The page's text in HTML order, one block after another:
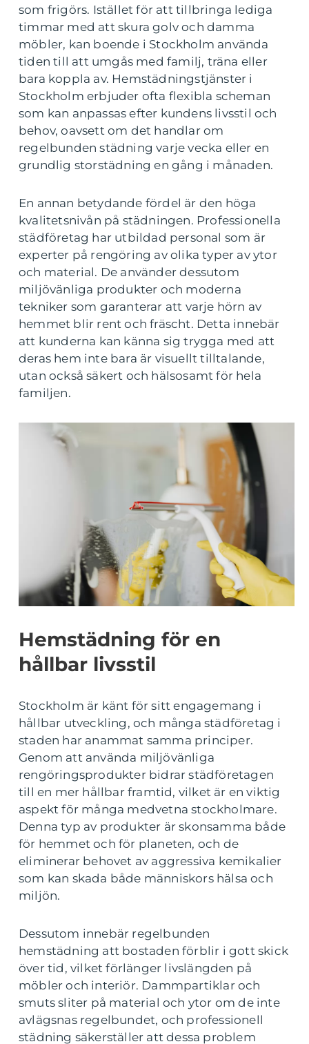
som frigörs. Istället för att tillbringa lediga
timmar med att skura golv och damma
möbler, kan boende i Stockholm använda
tiden till att umgås med familj, träna eller
bara koppla av. Hemstädningstjänster i
Stockholm erbjuder ofta flexibla scheman
som kan anpassas efter kundens livsstil och
behov, oavsett om det handlar om
regelbunden städning varje vecka eller en
grundlig storstädning en gång i månaden.
En annan betydande fördel är den höga
kvalitetsnivån på städningen. Professionella
städföretag har utbildad personal som är
experter på rengöring av olika typer av ytor
och material. De använder dessutom
miljövänliga produkter och moderna
tekniker som garanterar att varje hörn av
hemmet blir rent och fräscht. Detta innebär
att kunderna kan känna sig trygga med att
deras hem inte bara är visuellt tilltalande,
utan också säkert och hälsosamt för hela
familjen.
Hemstädning för en
hållbar livsstil
Stockholm är känt för sitt engagemang i
hållbar utveckling, och många städföretag i
staden har anammat samma principer.
Genom att använda miljövänliga
rengöringsprodukter bidrar städföretagen
till en mer hållbar framtid, vilket är en viktig
aspekt för många medvetna stockholmare.
Denna typ av produkter är skonsamma både
för hemmet och för planeten, och de
eliminerar behovet av aggressiva kemikalier
som kan skada både människors hälsa och
miljön.
Dessutom innebär regelbunden
hemstädning att bostaden förblir i gott skick
över tid, vilket förlänger livslängden på
möbler och interiör. Dammpartiklar och
smuts sliter på material och ytor om de inte
avlägsnas regelbundet, och professionell
städning säkerställer att dessa problem